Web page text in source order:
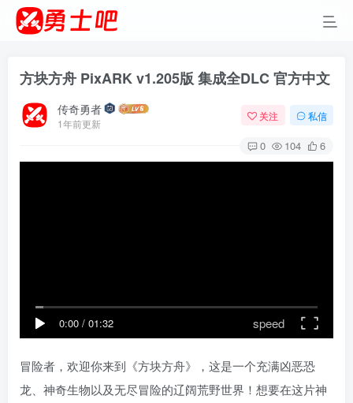
方块方舟 PixARK v1.205版 集成全DLC 官方中文
传奇勇者
1年前更新
关注 私信
0 104 6
0:00 / 01:32 speed
冒险者，欢迎你来到《方块方舟》，这是一个充满凶恶恐
龙、神奇生物以及无尽冒险的辽阔荒野世界！想要在这片神